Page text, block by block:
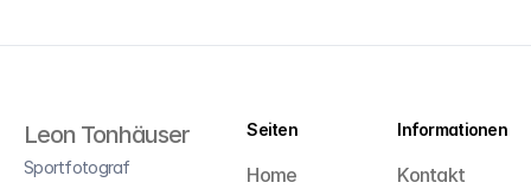
Leon Tonhäuser
Sportfotograf
Seiten
Home
Informationen
Kontakt